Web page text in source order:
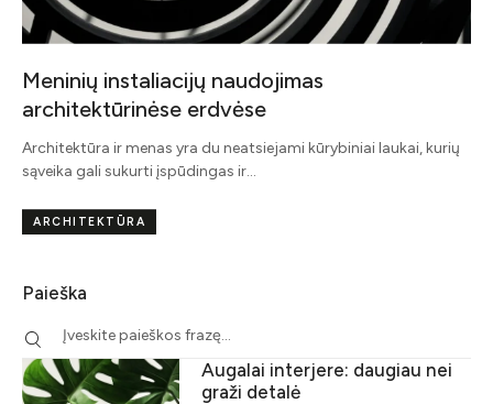
Meninių instaliacijų naudojimas
architektūrinėse erdvėse
Architektūra ir menas yra du neatsiejami kūrybiniai laukai, kurių
sąveika gali sukurti įspūdingas ir…
ARCHITEKTŪRA
Paieška
Augalai interjere: daugiau nei
graži detalė